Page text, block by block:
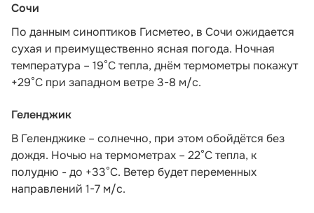
Сочи
По данным синоптиков Гисметео, в Сочи ожидается
сухая и преимущественно ясная погода. Ночная
температура – 19°C тепла, днём термометры покажут
+29°C при западном ветре 3-8 м/с.
Геленджик
В Геленджике – солнечно, при этом обойдётся без
дождя. Ночью на термометрах – 22°C тепла, к
полудню - до +33°C. Ветер будет переменных
направлений 1-7 м/с.